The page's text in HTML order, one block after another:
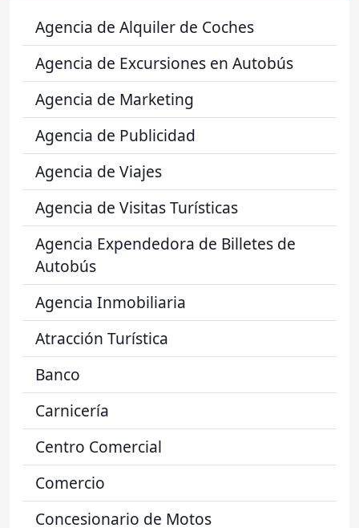
Agencia de Alquiler de Coches
Agencia de Excursiones en Autobús
Agencia de Marketing
Agencia de Publicidad
Agencia de Viajes
Agencia de Visitas Turísticas
Agencia Expendedora de Billetes de
Autobús
Agencia Inmobiliaria
Atracción Turística
Banco
Carnicería
Centro Comercial
Comercio
Concesionario de Motos